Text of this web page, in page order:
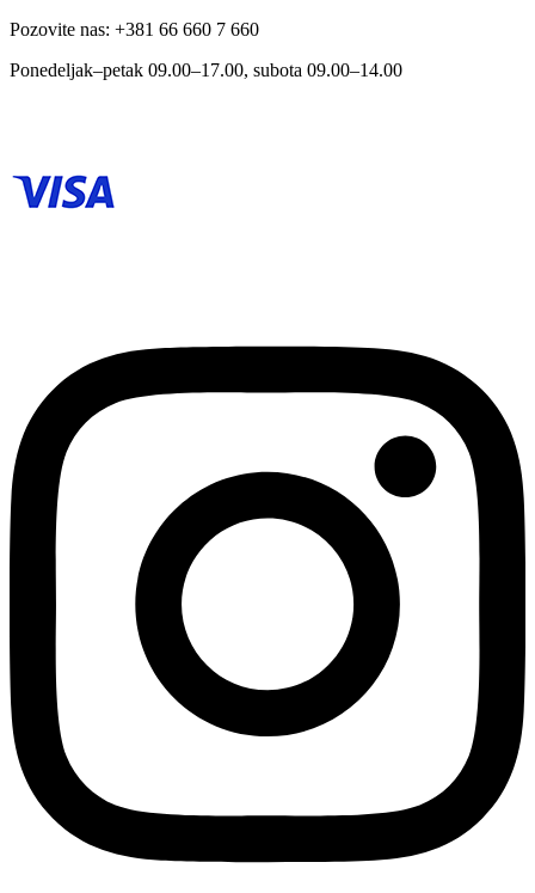
Pozovite nas: +381 66 660 7 660
Ponedeljak–petak 09.00–17.00, subota 09.00–14.00